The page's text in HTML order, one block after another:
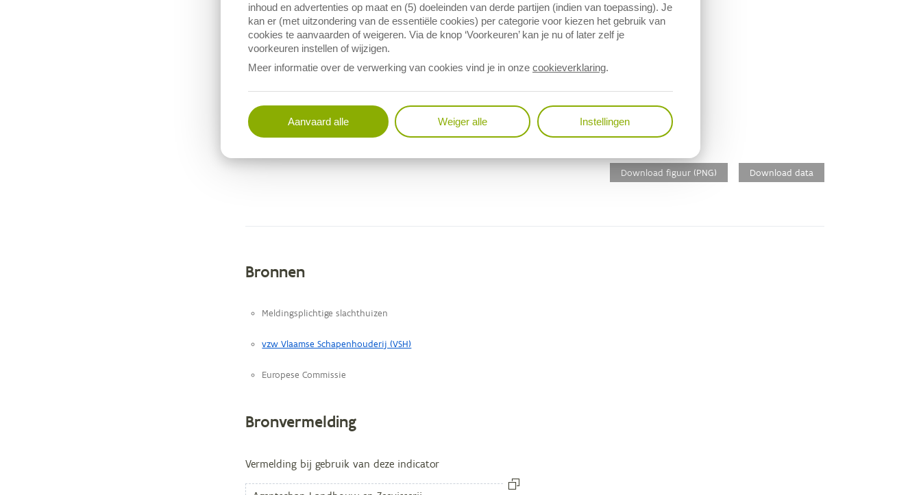
Download figuur (PNG) Download data
Metagegevens
Bronnen
Meldingsplichtige slachthuizen
vzw Vlaamse Schapenhouderij (VSH)
Europese Commissie
Bronvermelding
Vermelding bij gebruik van deze indicator
inhoud en advertenties op maat en (5) doeleinden van derde partijen (indien van toepassing). Je
kan er (met uitzondering van de essentiële cookies) per categorie voor kiezen het gebruik van
cookies te aanvaarden of weigeren. Via de knop ‘Voorkeuren’ kan je nu of later zelf je
voorkeuren instellen of wijzigen.
Meer informatie over de verwerking van cookies vind je in onze cookieverklaring.
Aanvaard alle Weiger alle Instellingen